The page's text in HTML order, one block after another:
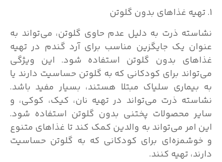
1. تهیه غذاهای بدون گلوتن
نشاسته ذرت به دلیل عدم حاوی گلوتن، می‌تواند به
عنوان یک جایگزین مناسب برای آرد گندم در تهیه
غذاهای بدون گلوتن استفاده شود. این ویژگی
می‌تواند برای کودکانی که به گلوتن حساسیت دارند یا
به بیماری سلیاک مبتلا هستند، بسیار مفید باشد.
نشاسته ذرت می‌تواند در تهیه نان، کیک، کوکی، و
سایر محصولات پختنی بدون گلوتن استفاده شود.
این امر می‌تواند به والدین کمک کند تا غذاهای متنوع
و خوشمزه‌ای برای کودکانی که به گلوتن حساسیت
دارند، تهیه کنند.